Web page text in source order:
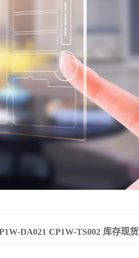
DA021 CP1W-TS002 库存现货